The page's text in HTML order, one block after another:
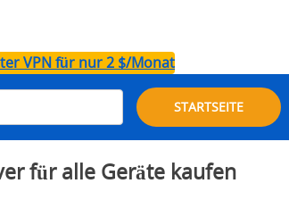
VPN für nur 2 $/Monat
STARTSEITE
für alle Geräte kaufen